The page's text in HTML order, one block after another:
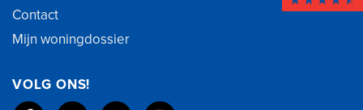
Contact
Mijn woningdossier
VOLG ONS!